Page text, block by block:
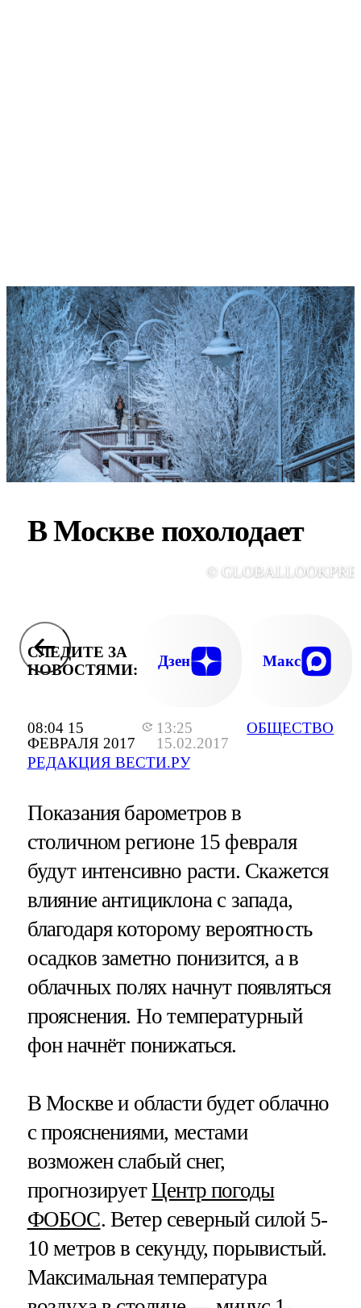
08:04 15
ФЕВРАЛЯ 2017
13:25
15.02.2017
РЕДАКЦИЯ ВЕСТИ.РУ
ОБЩЕСТВО
В Москве похолодает
©
СЛЕДИТЕ ЗА
НОВОСТЯМИ:
Дзен Макс
Показания барометров в
столичном регионе 15 февраля
будут интенсивно расти. Скажется
влияние антициклона с запада,
благодаря которому вероятность
осадков заметно понизится, а в
облачных полях начнут появляться
прояснения. Но температурный
фон начнёт понижаться.
В Москве и области будет облачно
с прояснениями, местами
возможен слабый снег,
прогнозируетЦентр погоды
ФОБОС. Ветер северный силой 5-
10 метров в секунду, порывистый.
Максимальная температура